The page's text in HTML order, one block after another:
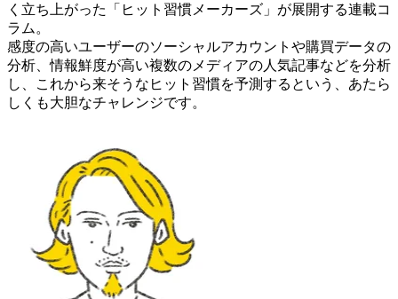
く立ち上がった「ヒット習慣メーカーズ」が展開する連載コ
ラム。
感度の高いユーザーのソーシャルアカウントや購買データの
分析、情報鮮度が高い複数のメディアの人気記事などを分析
し、これから来そうなヒット習慣を予測するという、あたら
しくも大胆なチャレンジです。